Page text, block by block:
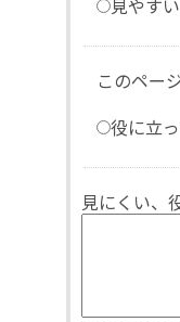
このペー
役に立
見にくい、